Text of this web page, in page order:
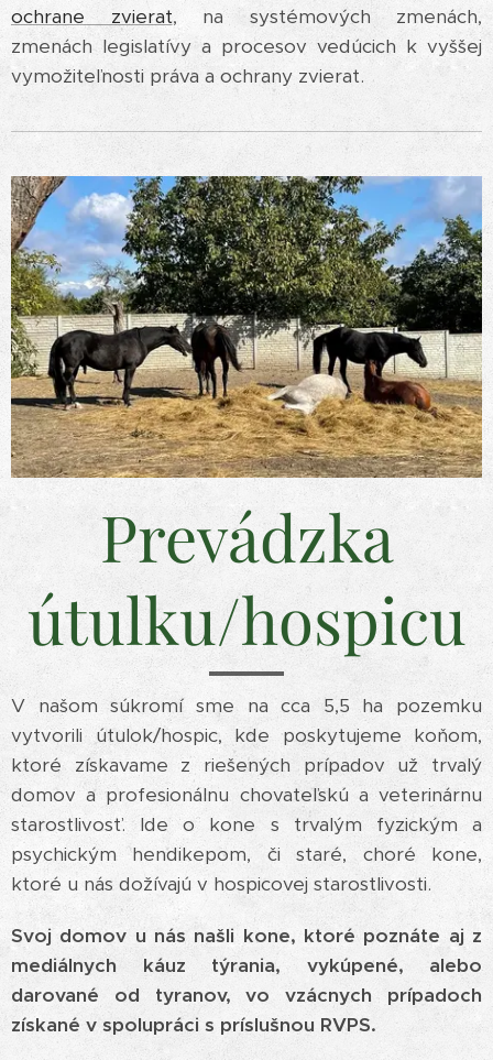
ochrane zvierat, na systémových zmenách,
zmenách legislatívy a procesov vedúcich k vyššej
vymožiteľnosti práva a ochrany zvierat.
Prevádzka
útulku/hospicu
V našom súkromí sme na cca 5,5 ha pozemku
vytvorili útulok/hospic, kde poskytujeme koňom,
ktoré získavame z riešených prípadov už trvalý
domov a profesionálnu chovateľskú a veterinárnu
starostlivosť. Ide o kone s trvalým fyzickým a
psychickým hendikepom, či staré, choré kone,
ktoré u nás dožívajú v hospicovej starostlivosti.
Svoj domov u nás našli kone, ktoré poznáte aj z
mediálnych káuz týrania, vykúpené, alebo
darované od tyranov, vo vzácnych prípadoch
získané v spolupráci s príslušnou RVPS.